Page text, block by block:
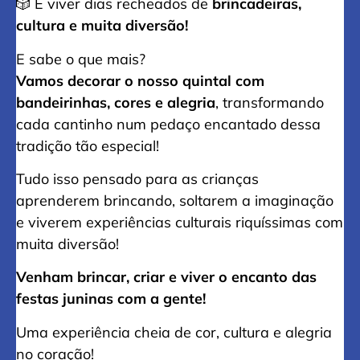
🎲 E viver dias recheados de brincadeiras,
cultura e muita diversão!
E sabe o que mais?
Vamos decorar o nosso quintal com
bandeirinhas, cores e alegria, transformando
cada cantinho num pedaço encantado dessa
tradição tão especial!
Tudo isso pensado para as crianças
aprenderem brincando, soltarem a imaginação
e viverem experiências culturais riquíssimas com
muita diversão!
Venham brincar, criar e viver o encanto das
festas juninas com a gente!
Uma experiência cheia de cor, cultura e alegria
no coração!